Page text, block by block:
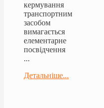
кермування
транспортним
засобом
вимагається
елементарне
посвідчення
...
Детальніше...